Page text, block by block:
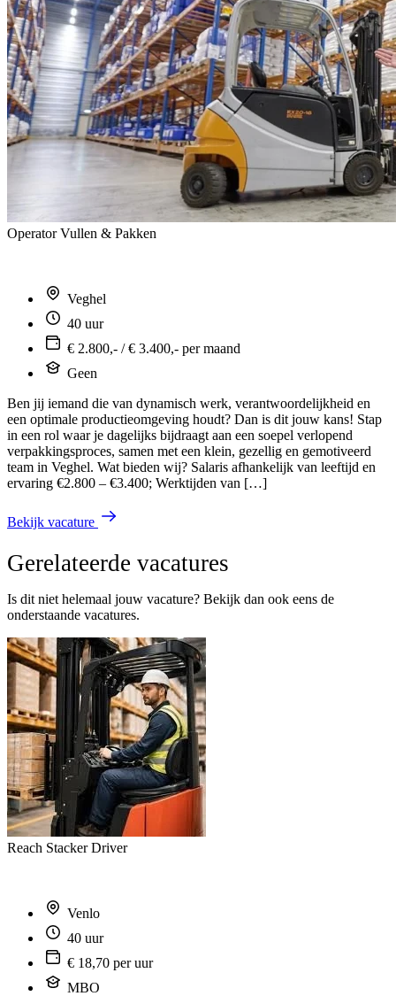
Operator Vullen & Pakken
Veghel
40 uur
€ 2.800,- / € 3.400,- per maand
Geen
Ben jij iemand die van dynamisch werk, verantwoordelijkheid en
een optimale productieomgeving houdt? Dan is dit jouw kans! Stap
in een rol waar je dagelijks bijdraagt aan een soepel verlopend
verpakkingsproces, samen met een klein, gezellig en gemotiveerd
team in Veghel. Wat bieden wij? Salaris afhankelijk van leeftijd en
ervaring €2.800 – €3.400; Werktijden van […]
Bekijk vacature
Gerelateerde vacatures
Is dit niet helemaal jouw vacature? Bekijk dan ook eens de
onderstaande vacatures.
Reach Stacker Driver
Venlo
40 uur
€ 18,70 per uur
MBO